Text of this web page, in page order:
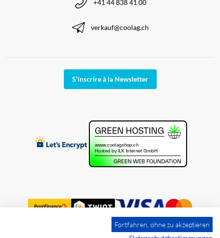
+41 44 838 41 00
verkauf@coolag.ch
S'inscrire à la Newsletter
Fortfahren, ohne zu akzeptieren